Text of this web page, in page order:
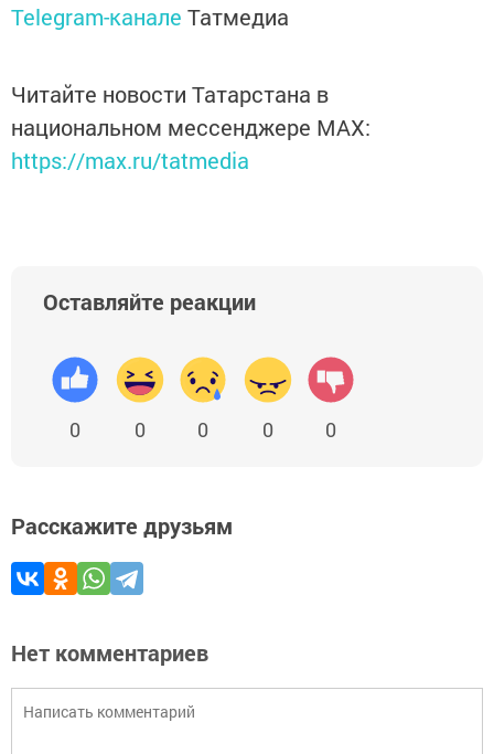
Telegram-канале Татмедиа
Читайте новости Татарстана в
национальном мессенджере MАХ:
https://max.ru/tatmedia
Оставляйте реакции
0 0 0 0 0
Расскажите друзьям
Нет комментариев